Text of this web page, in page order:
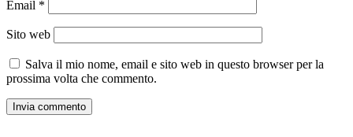
Email *
Sito web
Salva il mio nome, email e sito web in questo browser per la
prossima volta che commento.